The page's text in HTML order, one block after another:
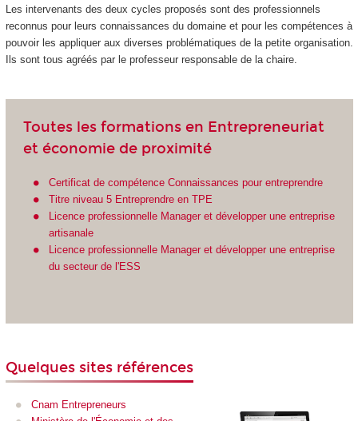
Les intervenants des deux cycles proposés sont des professionnels
reconnus pour leurs connaissances du domaine et pour les compétences à
pouvoir les appliquer aux diverses problématiques de la petite organisation.
Ils sont tous agréés par le professeur responsable de la chaire.
Toutes les formations en Entrepreneuriat
et économie de proximité
Certificat de compétence Connaissances pour entreprendre
Titre niveau 5 Entreprendre en TPE
Licence professionnelle Manager et développer une entreprise
artisanale
Licence professionnelle Manager et développer une entreprise
du secteur de l'ESS
Quelques sites références
Cnam Entrepreneurs